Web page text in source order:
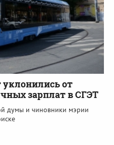
от
зарплат в СГЭТ
думы и чиновники мэрии